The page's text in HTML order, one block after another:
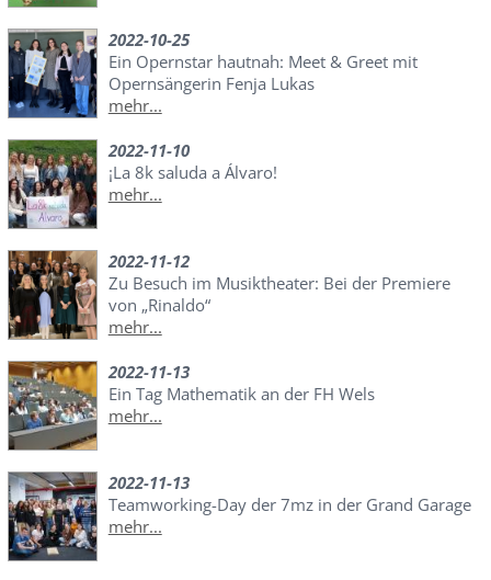
2022-10-25
Ein Opernstar hautnah: Meet & Greet mit
Opernsängerin Fenja Lukas
mehr...
2022-11-10
¡La 8k saluda a Álvaro!
mehr...
2022-11-12
Zu Besuch im Musiktheater: Bei der Premiere
von „Rinaldo“
mehr...
2022-11-13
Ein Tag Mathematik an der FH Wels
mehr...
2022-11-13
Teamworking-Day der 7mz in der Grand Garage
mehr...